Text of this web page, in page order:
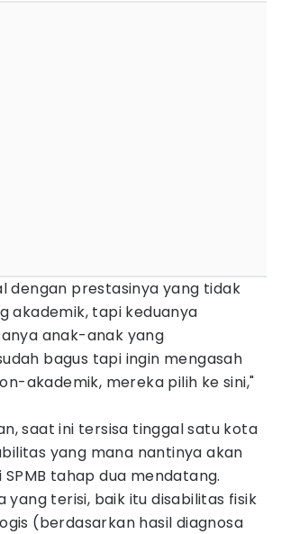
dengan prestasinya yang tidak
akademik, tapi keduanya
anak-anak yang
bagus tapi ingin mengasah
akademik, mereka pilih ke sini,"
saat ini tersisa tinggal satu kota
yang mana nantinya akan
tahap dua mendatang.
yang terisi, baik itu disabilitas fisik
(berdasarkan hasil diagnosa